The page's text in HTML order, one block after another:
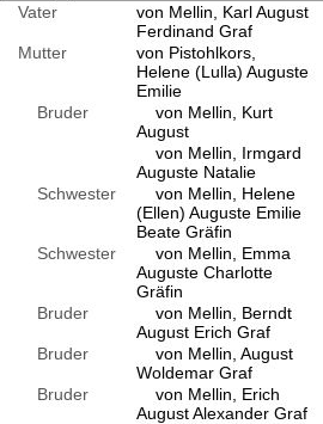
Vater
von Mellin, Karl August
Ferdinand Graf
Mutter
von Pistohlkors,
Helene (Lulla) Auguste
Emilie
Bruder
von Mellin, Kurt
August
von Mellin, Irmgard
Auguste Natalie
Schwester
von Mellin, Helene
(Ellen) Auguste Emilie
Beate Gräfin
Schwester
von Mellin, Emma
Auguste Charlotte
Gräfin
Bruder
von Mellin, Berndt
August Erich Graf
Bruder
von Mellin, August
Woldemar Graf
Bruder
von Mellin, Erich
August Alexander Graf